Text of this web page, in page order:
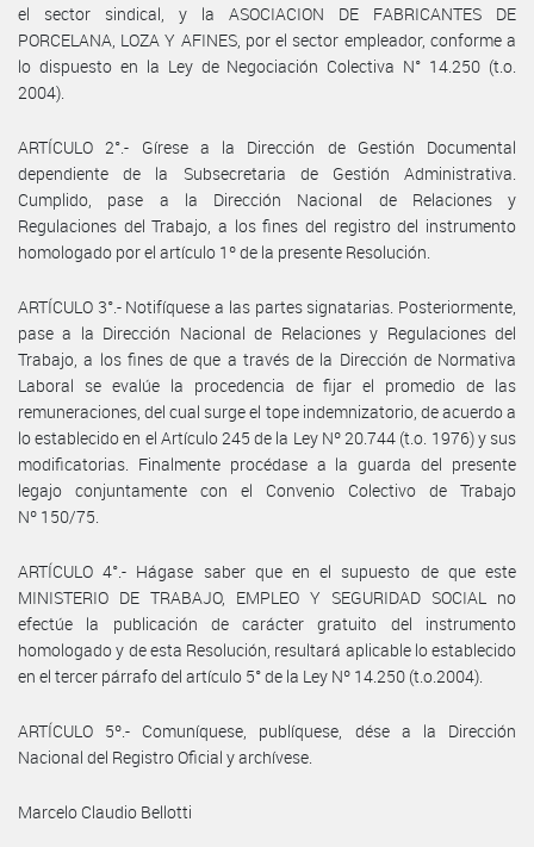
el sector sindical, y la ASOCIACION DE FABRICANTES DE
PORCELANA, LOZA Y AFINES, por el sector empleador, conforme a
lo dispuesto en la Ley de Negociación Colectiva N° 14.250 (t.o.
2004).
ARTÍCULO 2°.- Gírese a la Dirección de Gestión Documental
dependiente de la Subsecretaria de Gestión Administrativa.
Cumplido, pase a la Dirección Nacional de Relaciones y
Regulaciones del Trabajo, a los fines del registro del instrumento
homologado por el artículo 1º de la presente Resolución.
ARTÍCULO 3°.- Notifíquese a las partes signatarias. Posteriormente,
pase a la Dirección Nacional de Relaciones y Regulaciones del
Trabajo, a los fines de que a través de la Dirección de Normativa
Laboral se evalúe la procedencia de fijar el promedio de las
remuneraciones, del cual surge el tope indemnizatorio, de acuerdo a
lo establecido en el Artículo 245 de la Ley Nº 20.744 (t.o. 1976) y sus
modificatorias. Finalmente procédase a la guarda del presente
legajo conjuntamente con el Convenio Colectivo de Trabajo
Nº 150/75.
ARTÍCULO 4°.- Hágase saber que en el supuesto de que este
MINISTERIO DE TRABAJO, EMPLEO Y SEGURIDAD SOCIAL no
efectúe la publicación de carácter gratuito del instrumento
homologado y de esta Resolución, resultará aplicable lo establecido
en el tercer párrafo del artículo 5° de la Ley Nº 14.250 (t.o.2004).
ARTÍCULO 5º.- Comuníquese, publíquese, dése a la Dirección
Nacional del Registro Oficial y archívese.
Marcelo Claudio Bellotti